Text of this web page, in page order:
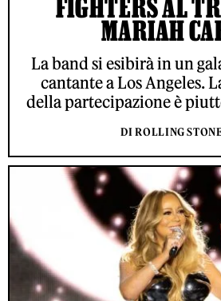
FIGHTERS AL
MARIAH
La band si esibirà in un
cantante a Los Angeles.
della partecipazione è
DI ROLLING